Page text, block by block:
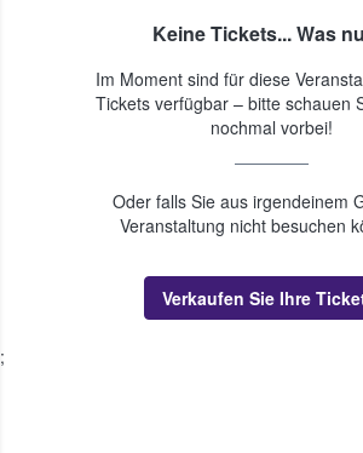
Keine Tickets... Was
Im Moment sind für diese
Tickets verfügbar – bitte schauen
nochmal vorbei!
Oder falls Sie aus irgendeinem
Veranstaltung nicht besuchen
Verkaufen Sie Ihre
;